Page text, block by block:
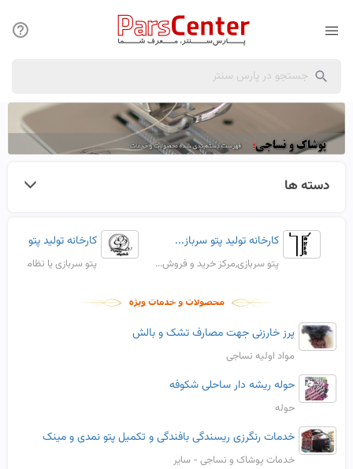
دسته ها
کارخانه تولید پتو سرباز...
پتو سربازی,مرکز خرید و فروش...
کارخانه تولید پتو
پتو سربازی یا
پرز خارزنی جهت مصارف تشک و بالش
مواد اولیه نساجی
حوله ریشه دار ساحلی شکوفه
حوله
خدمات رنگرزی ریسندگی بافندگی و تکمیل پتو نمدی و مینک
خدمات پوشاک و نساجی - سایر